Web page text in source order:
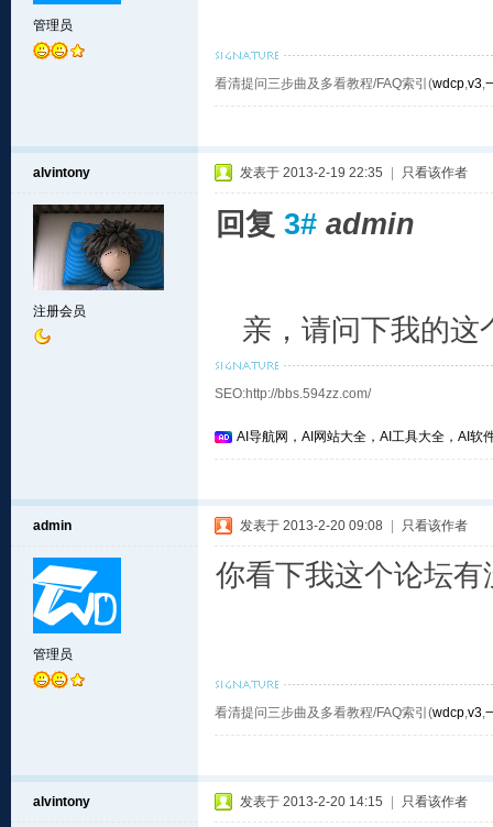
管理员
看清提问三步曲及多看教程/FAQ索引(wdcp,v3,
alvintony
注册会员
发表于 2013-2-19 22:35 只看该作者
回复 3# admin
亲，请问下我的这
SEO:http://bbs.594zz.com/
AI导航网，AI网站大全，AI工具大全，AI软
admin
管理员
发表于 2013-2-20 09:08 只看该作者
你看下我这个论坛
看清提问三步曲及多看教程/FAQ索引(wdcp,v3,
alvintony 发表于 2013-2-20 14:15 只看该作者